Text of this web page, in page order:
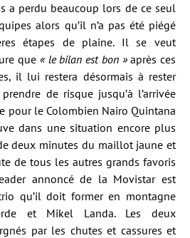
a perdu beaucoup lors de ce seul
alors qu’il n’a pas été piégé
étapes de plaine. Il se veut
que « le bilan est bon »après ces
il lui restera désormais à rester
de risque jusqu’à l’arrivée
pour le Colombien Nairo Quintana
dans une situation encore plus
deux minutes du maillot jaune et
de tous les autres grands favoris
annoncé de la Movistar est
qu’il doit former en montagne
et Mikel Landa. Les deux
par les chutes et cassures et